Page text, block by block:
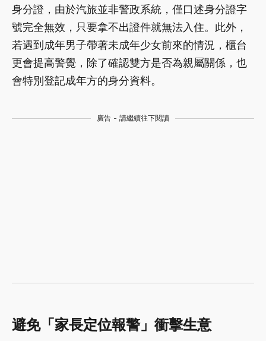
身分證，由於汽旅並非警政系統，僅口述身分證字
號完全無效，只要拿不出證件就無法入住。此外，
若遇到成年男子帶著未成年少女前來的情況，櫃台
更會提高警覺，除了確認雙方是否為親屬關係，也
會特別登記成年方的身分資料。
廣告 - 請繼續往下閱讀
避免「家長定位報警」衝擊生意